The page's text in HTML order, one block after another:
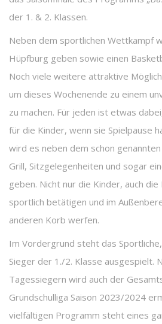
der 1. & 2. Klassen.
Neben dem sportlichen Wettkampf
Hüpfburg geben sowie einen
Noch viele weitere attraktive
um dieses Wochenende zu einem
zu machen. Für jeden ist etwas
für die Kinder, wenn sie Spielpause
wird es neben dem schon
Grill, Sitzgelegenheiten und sogar
geben. Nicht nur die Kinder, auch die
sportlich betätigen und im
anderen Korb werfen.
Im Vordergrund steht das
Sieger der 1./2. Klasse ausgespielt.
Tagessiegern wird auch der
Grundschulliga Saison 2023/2024
vielfältigen Programm steht eines